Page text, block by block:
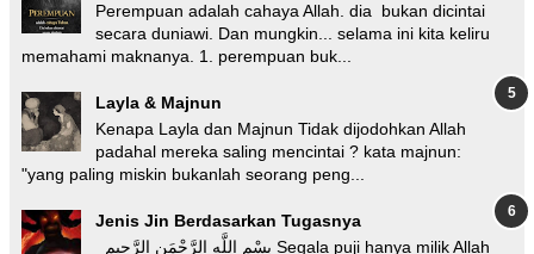
Perempuan adalah cahaya Allah. dia bukan dicintai
secara duniawi. Dan mungkin... selama ini kita keliru
memahami maknanya. 1. perempuan buk...
Layla & Majnun
Kenapa Layla dan Majnun Tidak dijodohkan Allah
padahal mereka saling mencintai ? kata majnun:
"yang paling miskin bukanlah seorang peng...
Jenis Jin Berdasarkan Tugasnya